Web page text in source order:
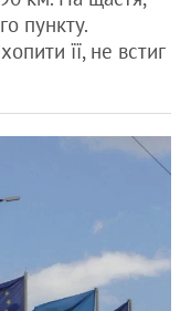
пункту.
її, не встиг